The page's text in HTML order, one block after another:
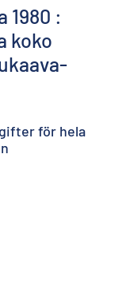
1980 :
koko
för hela